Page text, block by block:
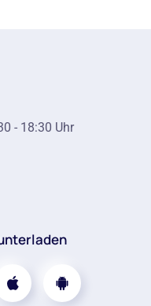
- 18:30 Uhr